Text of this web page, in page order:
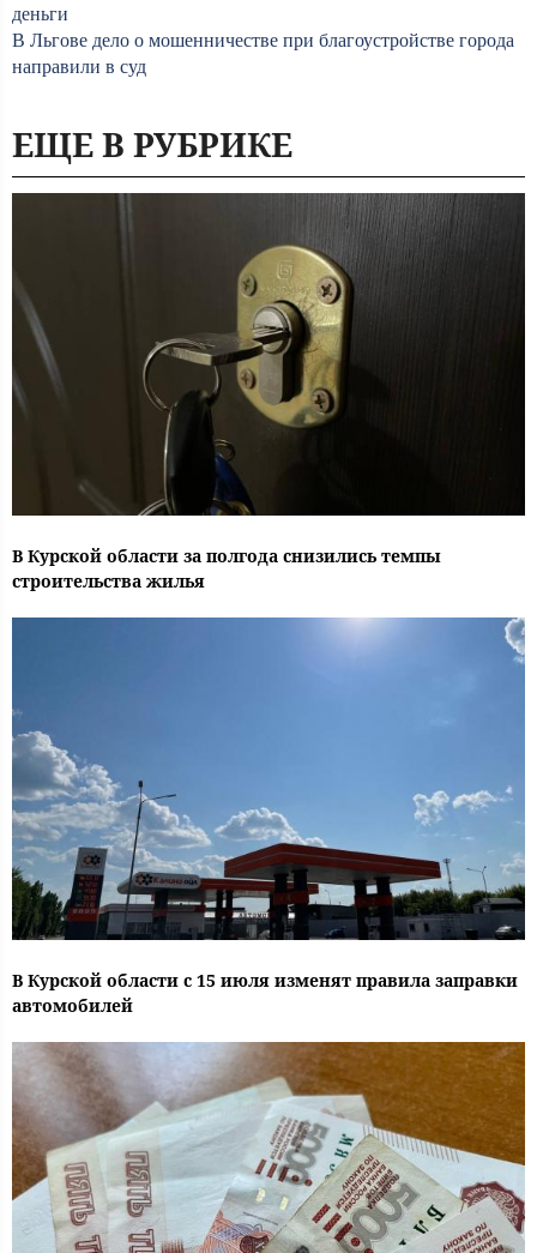
деньги
В Льгове дело о мошенничестве при благоустройстве города
направили в суд
ЕЩЕ В РУБРИКЕ
В Курской области за полгода снизились темпы
строительства жилья
В Курской области с 15 июля изменят правила заправки
автомобилей